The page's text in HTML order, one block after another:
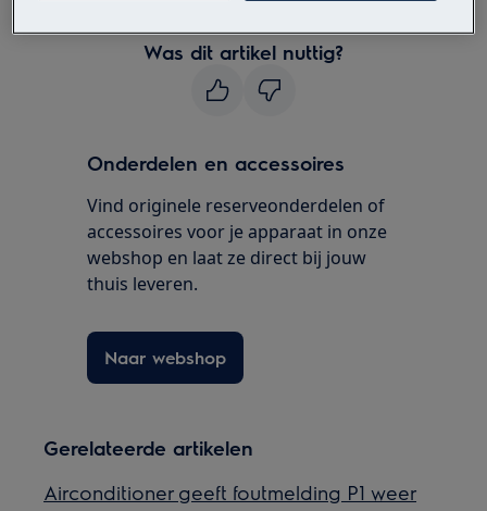
Was dit artikel nuttig?
Onderdelen en accessoires
Vind originele reserveonderdelen of
accessoires voor je apparaat in onze
webshop en laat ze direct bij jouw
thuis leveren.
Naar webshop
Gerelateerde artikelen
Airconditioner geeft foutmelding P1 weer